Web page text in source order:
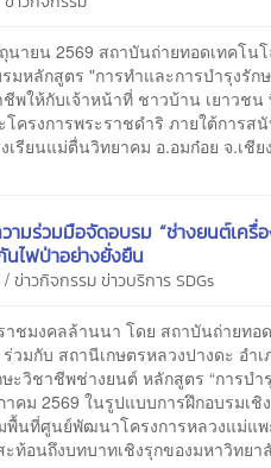
ายน 2569 สถาบันถ่ายทอดเทคโน
มหลักสูตร "การทำและการบำรุงรัก
พให้กับเจ้าหน้าที่ ชาวบ้าน เยาวช
ครงการพระราชดำริ ภายใต้การ
เรียนแม่ตื่นวิทยาคม อ.อมก๋อย จ.เชี
ามร่วมมือจัดอบรม “ช่างยนต์เครื่
ไฟป่าอย่างยั่งยืน
/ข่าวกิจกรรม ข่าวบริการ SDGs
าชมงคลล้านนา โดย สถาบันถ่ายท
มกับ สถานีเกษตรหลวงปางดะ อำเ
วิชาชีพช่างยนต์ หลักสูตร “การบำรุ
าคม 2569 ในรูปแบบการฝึกอบรมเ
นที่ศูนย์พัฒนาโครงการหลวงแม่แพ
ท้อนถึงบทบาทเชิงรุกของมหาวิทย